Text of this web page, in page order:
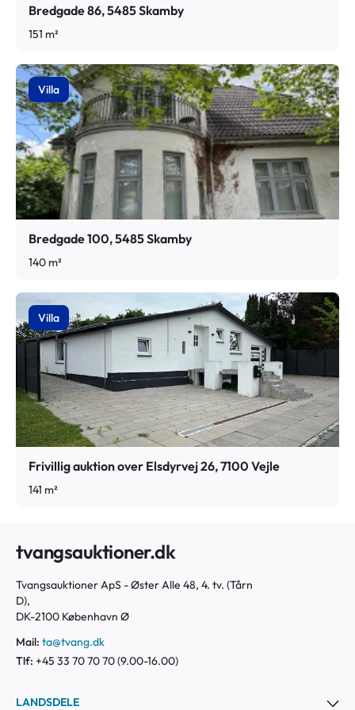
Bredgade 86, 5485 Skamby
151 m²
Villa
Bredgade 100, 5485 Skamby
140 m²
Villa
Frivillig auktion over Elsdyrvej 26, 7100 Vejle
141 m²
tvangsauktioner.dk
Tvangsauktioner ApS - Øster Alle 48, 4. tv. (Tårn
D),
DK-2100 København Ø
Mail: ta@tvang.dk
Tlf: +45 33 70 70 70 (9.00-16.00)
LANDSDELE